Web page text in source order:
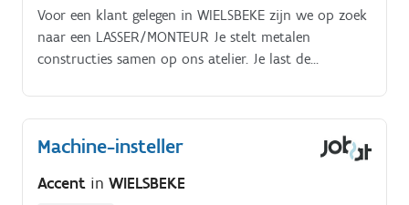
Voor een klant gelegen in WIELSBEKE zijn we op zoek
naar een LASSER/MONTEUR Je stelt metalen
constructies samen op ons atelier. Je last de
Machine-insteller
Accent in WIELSBEKE